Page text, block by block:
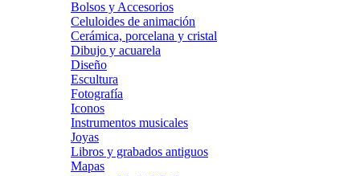
Bolsos y Accesorios
Celuloides de animación
Cerámica, porcelana y cristal
Dibujo y acuarela
Diseño
Escultura
Fotografía
Iconos
Instrumentos musicales
Joyas
Libros y grabados antiguos
Mapas